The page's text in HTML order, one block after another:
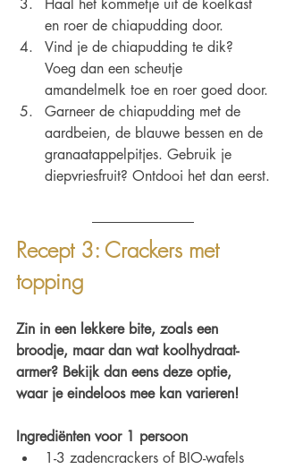
Haal het kommetje uit de koelkast
en roer de chiapudding door.
Vind je de chiapudding te dik?
Voeg dan een scheutje
amandelmelk toe en roer goed door.
Garneer de chiapudding met de
aardbeien, de blauwe bessen en de
granaatappelpitjes. Gebruik je
diepvriesfruit? Ontdooi het dan eerst.
Recept 3: Crackers met
topping
Zin in een lekkere bite, zoals een
broodje, maar dan wat koolhydraat-
armer? Bekijk dan eens deze optie,
waar je eindeloos mee kan varieren!
Ingrediënten voor 1 persoon
1-3 zadencrackers of BIO-wafels